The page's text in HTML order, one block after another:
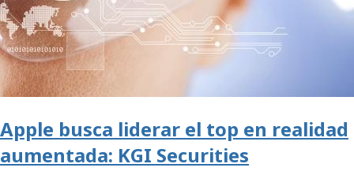
Apple busca liderar el top en realidad
aumentada: KGI Securities